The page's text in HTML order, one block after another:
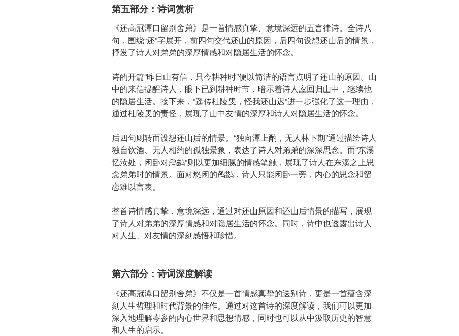
第五部分：诗词赏析
《还高冠潭口留别舍弟》是一首情感真挚、意境深远的五言律诗。全诗八
句，围绕“还”字展开，前四句交代还山的原因，后四句设想还山后的情景，
抒发了诗人对弟弟的深厚情感和对隐居生活的怀念。
诗的开篇“昨日山有信，只今耕种时”便以简洁的语言点明了还山的原因。山
中的来信提醒诗人，眼下已到耕种时节，暗示着诗人应回归山中，继续他
的隐居生活。接下来，“遥传杜陵叟，怪我还山迟”进一步强化了这一理由，
通过杜陵叟的责怪，展现了山中友情的深厚和诗人对隐居生活的怀念。
后四句则转而设想还山后的情景。“独向潭上酌，无人林下期”通过描绘诗人
独自饮酒、无人相约的孤独景象，表达了诗人对弟弟的深深思念。而“东溪
忆汝处，闲卧对鸬鹚”则以更加细腻的情感笔触，展现了诗人在东溪之上思
念弟弟时的情景。面对悠闲的鸬鹚，诗人只能闲卧一旁，内心的思念和留
恋难以言表。
整首诗情感真挚，意境深远，通过对还山原因和还山后情景的描写，展现
了诗人对弟弟的深厚情感和对隐居生活的怀念。同时，诗中也透露出诗人
对人生、对友情的深刻感悟和珍惜。
第六部分：诗词深度解读
《还高冠潭口留别舍弟》不仅是一首情感真挚的送别诗，更是一首蕴含深
刻人生哲理和时代背景的佳作。通过对这首诗的深度解读，我们可以更加
深入地理解岑参的内心世界和思想情感，同时也可以从中汲取历史的智慧
和人生的启示。